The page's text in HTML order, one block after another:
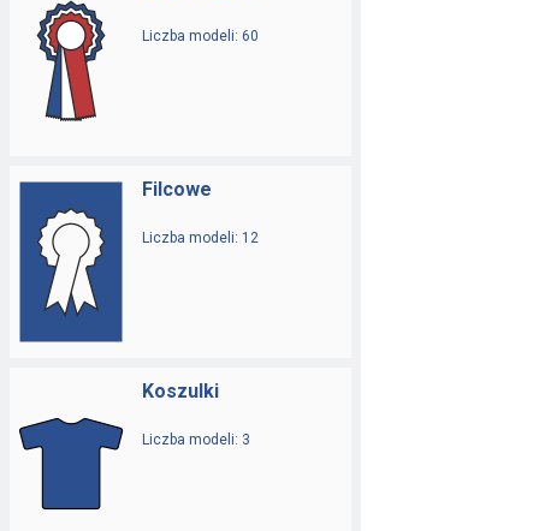
Liczba modeli: 60
Filcowe
Liczba modeli: 12
Koszulki
Liczba modeli: 3